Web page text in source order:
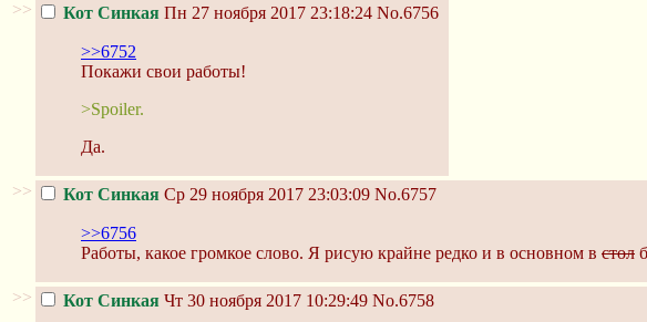
>> Кот Синкая Пн 27 ноября 2017 23:18:24 No.6756
>>6752
Покажи свои работы!
>Spoiler.
Да.
>> Кот Синкая Ср 29 ноября 2017 23:03:09 No.6757
>>6756
Работы, какое громкое слово. Я рисую крайне редко и в основном в стол
>> Кот Синкая Чт 30 ноября 2017 10:29:49 No.6758